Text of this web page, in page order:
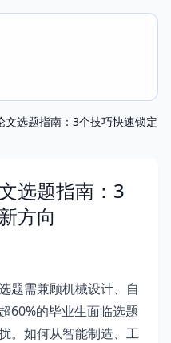
文选题指南：3个技巧快速锁定
选题指南：3
方向
题需兼顾机械设计、自
60%的毕业生面临选题
。如何从智能制造、工